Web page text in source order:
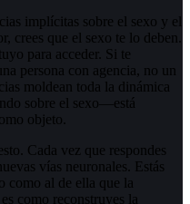
implícitas sobre el sexo y el
crees que el sexo te lo deben.
para acceder. Si te
persona con agencia, no un
moldean toda la dinámica
sobre el sexo—está
objeto.
Cada vez que respondes
vías neuronales. Estás
como al de ella que la
como reconstruyes la